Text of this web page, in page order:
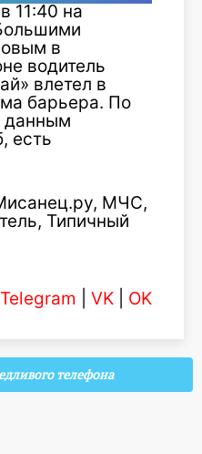
11:40 на
в
водитель
влетел в
барьера. По
данным
есть
МЧС,
Типичный
Telegram VK OK
телефона